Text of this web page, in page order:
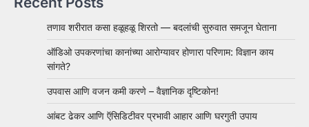
तणाव शरीरात कसा हळूहळू शिरतो — बदलांची सुरुवात समजून घेताना
ऑडिओ उपकरणांचा कानांच्या आरोग्यावर होणारा परिणाम: विज्ञान काय
सांगते?
उपवास आणि वजन कमी करणे – वैज्ञानिक दृष्टिकोन!
आंबट ढेकर आणि ऍसिडिटीवर प्रभावी आहार आणि घरगुती उपाय